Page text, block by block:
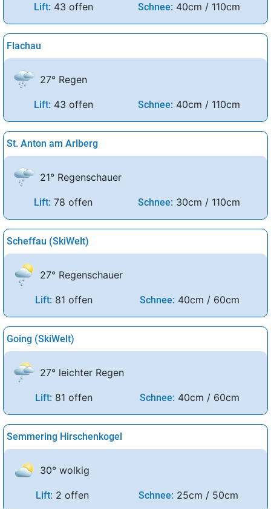
Lift: 43 offen Schnee: 40cm / 110cm
Flachau
27° Regen
Lift: 43 offen Schnee: 40cm / 110cm
St. Anton am Arlberg
21° Regenschauer
Lift: 78 offen Schnee: 30cm / 110cm
Scheffau (SkiWelt)
27° Regenschauer
Lift: 81 offen Schnee: 40cm / 60cm
Going (SkiWelt)
27° leichter Regen
Lift: 81 offen Schnee: 40cm / 60cm
Semmering Hirschenkogel
30° wolkig
Lift: 2 offen Schnee: 25cm / 50cm